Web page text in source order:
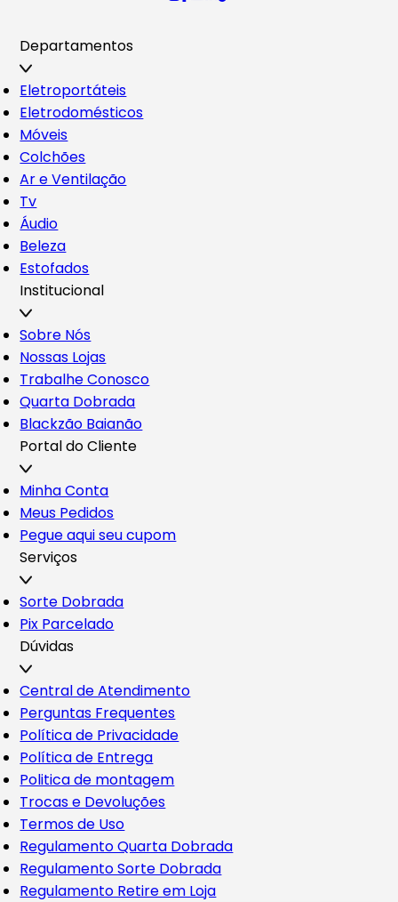
Departamentos
Eletroportáteis
Eletrodomésticos
Móveis
Colchões
Ar e Ventilação
Tv
Áudio
Beleza
Estofados
Institucional
Sobre Nós
Nossas Lojas
Trabalhe Conosco
Quarta Dobrada
Blackzão Baianão
Portal do Cliente
Minha Conta
Meus Pedidos
Pegue aqui seu cupom
Serviços
Sorte Dobrada
Pix Parcelado
Dúvidas
Central de Atendimento
Perguntas Frequentes
Política de Privacidade
Política de Entrega
Politica de montagem
Trocas e Devoluções
Termos de Uso
Regulamento Quarta Dobrada
Regulamento Sorte Dobrada
Regulamento Retire em Loja